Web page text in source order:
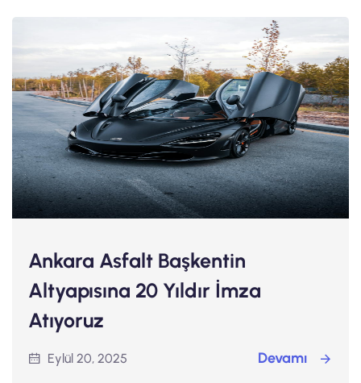
Ankara Asfalt Başkentin
Altyapısına 20 Yıldır İmza
Atıyoruz
Eylül 20, 2025 Devamı